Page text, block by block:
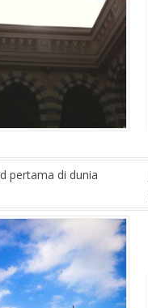
pertama di dunia